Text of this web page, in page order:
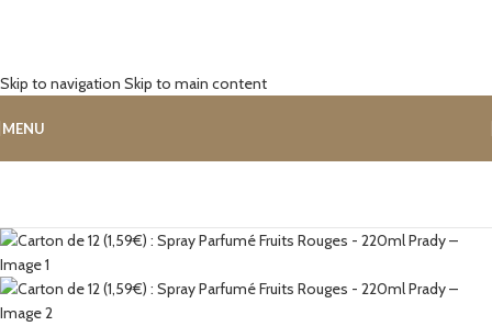
Skip to navigation Skip to main content
MENU